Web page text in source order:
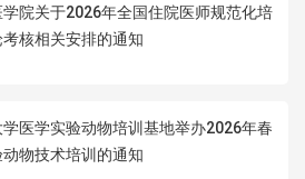
院关于2026年全国住院医师规范化培
核相关安排的通知
医学实验动物培训基地举办2026年春
物技术培训的通知